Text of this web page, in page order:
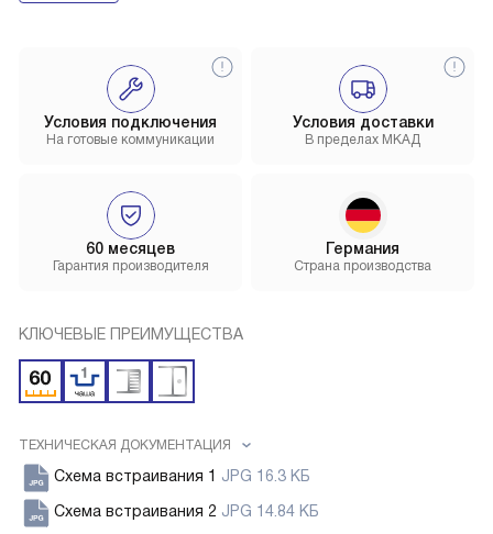
Условия доставки
В пределах МКАД
60 месяцев
Гарантия производителя
Условия подключения
На готовые коммуникации
Германия
Страна производства
КЛЮЧЕВЫЕ ПРЕИМУЩЕСТВА
ТЕХНИЧЕСКАЯ ДОКУМЕНТАЦИЯ
Схема встраивания 1 JPG 16.3 КБ
Схема встраивания 2 JPG 14.84 КБ